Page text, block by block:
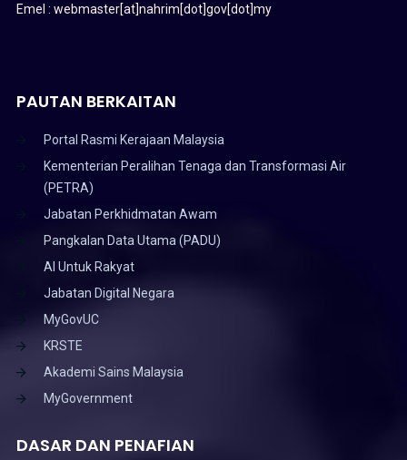
Emel : webmaster[at]nahrim[dot]gov[dot]my
PAUTAN BERKAITAN
Portal Rasmi Kerajaan Malaysia
Kementerian Peralihan Tenaga dan Transformasi Air
(PETRA)
Jabatan Perkhidmatan Awam
Pangkalan Data Utama (PADU)
AI Untuk Rakyat
Jabatan Digital Negara
MyGovUC
KRSTE
Akademi Sains Malaysia
MyGovernment
DASAR DAN PENAFIAN